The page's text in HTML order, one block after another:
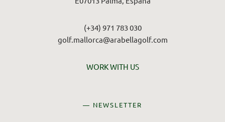
(+34) 971 783 030
golf.mallorca@arabellagolf.com
WORK WITH US
— NEWSLETTER